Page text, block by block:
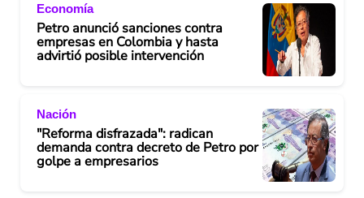
Economía
Petro anunció sanciones contra
empresas en Colombia y hasta
advirtió posible intervención
Nación
"Reforma disfrazada": radican
demanda contra decreto de Petro por
golpe a empresarios